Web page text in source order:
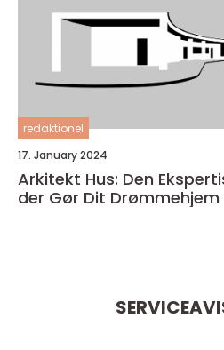
redaktionel
17. January 2024
Arkitekt Hus: Den
der Gør Dit